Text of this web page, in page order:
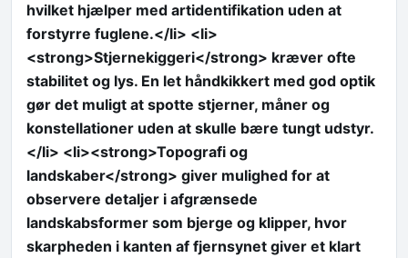
hvilket hjælper med artidentifikation uden at
forstyrre fuglene.</li> <li>
<strong>Stjernekiggeri</strong> kræver ofte
stabilitet og lys. En let håndkikkert med god optik
gør det muligt at spotte stjerner, måner og
konstellationer uden at skulle bære tungt udstyr.
</li> <li><strong>Topografi og
landskaber</strong> giver mulighed for at
observere detaljer i afgrænsede
landskabsformer som bjerge og klipper, hvor
skarpheden i kanten af fjernsynet giver et klart